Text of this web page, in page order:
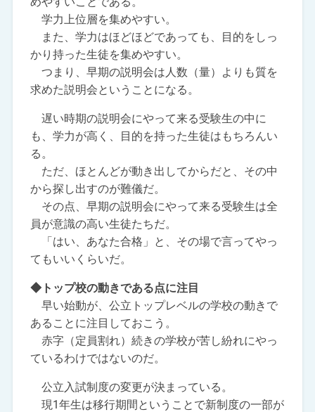
学力上位層を集めやすい。
また、学力はほどほどであっても、目的をしっ
かり持った生徒を集めやすい。
つまり、早期の説明会は人数（量）よりも質を
求めた説明会ということになる。
遅い時期の説明会にやって来る受験生の中に
も、学力が高く、目的を持った生徒はもちろんい
る。
ただ、ほとんどが動き出してからだと、その中
から探し出すのが難儀だ。
その点、早期の説明会にやって来る受験生は全
員が意識の高い生徒たちだ。
「はい、あなた合格」と、その場で言ってやっ
てもいいくらいだ。
◆トップ校の動きである点に注目
早い始動が、公立トップレベルの学校の動きで
あることに注目しておこう。
赤字（定員割れ）続きの学校が苦し紛れにやっ
ているわけではないのだ。
公立入試制度の変更が決まっている。
現1年生は移行期間ということで新制度の一部が